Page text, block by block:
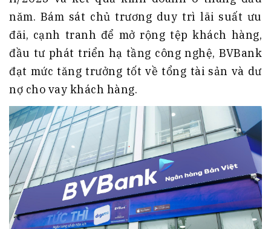
năm. Bám sát chủ trương duy trì lãi suất ưu
đãi, cạnh tranh để mở rộng tệp khách hàng,
đầu tư phát triển hạ tầng công nghệ, BVBank
đạt mức tăng trưởng tốt về tổng tài sản và dư
nợ cho vay khách hàng.